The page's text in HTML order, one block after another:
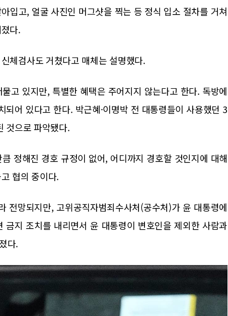
입고, 얼굴 사진인 머그샷을 찍는 등 정식 입소 절차를 거쳐
다.
체검사도 거쳤다고 매체는 설명했다.
고 있지만, 특별한 혜택은 주어지지 않는다고 한다. 독방에
어 있다고 한다. 박근혜·이명박 전 대통령들이 사용했던 3
것으로 파악됐다.
정해진 경호 규정이 없어, 어디까지 경호할 것인지에 대해
협의 중이다.
전망되지만, 고위공직자범죄수사처(공수처)가 윤 대통령에
금지 조치를 내리면서 윤 대통령이 변호인을 제외한 사람과
다.